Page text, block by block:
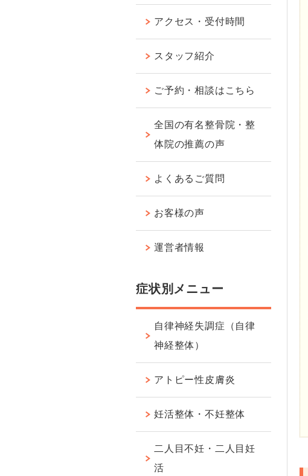
アクセス・受付時間
スタッフ紹介
ご予約・相談はこちら
全国の有名整骨院・整
体院の推薦の声
よくあるご質問
お客様の声
運営者情報
症状別メニュー
自律神経失調症（自律
神経整体）
アトピー性皮膚炎
妊活整体・不妊整体
二人目不妊・二人目妊
活